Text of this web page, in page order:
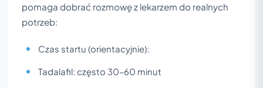
pomaga dobrać rozmowę z lekarzem do realnych
potrzeb:
Czas startu (orientacyjnie):
Tadalafil: często 30–60 minut